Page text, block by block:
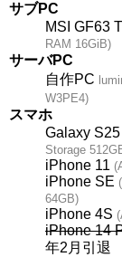
サブPC
MSI GF63
RAM 16GiB)
サーバPC
自作PC
W3PE4)
スマホ
Galaxy S25
Storage
iPhone 11
iPhone SE
64GB)
iPhone 4S
iPhone 14
年2月引退